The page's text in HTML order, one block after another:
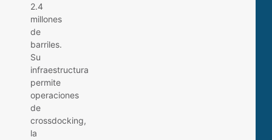
2.4
millones
de
barriles.
Su
infraestructura
permite
operaciones
de
crossdocking,
la